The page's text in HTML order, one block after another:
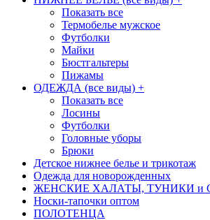
Показать все
Термобелье мужское
Футболки
Майки
Бюстгальтеры
Пижамы
ОДЕЖДА (все виды) +
Показать все
Лосины
Футболки
Головные уборы
Брюки
Детское нижнее белье и трикотаж
Одежда для новорожденных
ЖЕНСКИЕ ХАЛАТЫ, ТУНИКИ и
Носки-тапочки оптом
ПОЛОТЕНЦА